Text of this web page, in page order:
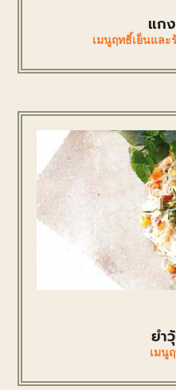
แก
เมนูฤทธิ์เย็นและ
ยํา
เมนู